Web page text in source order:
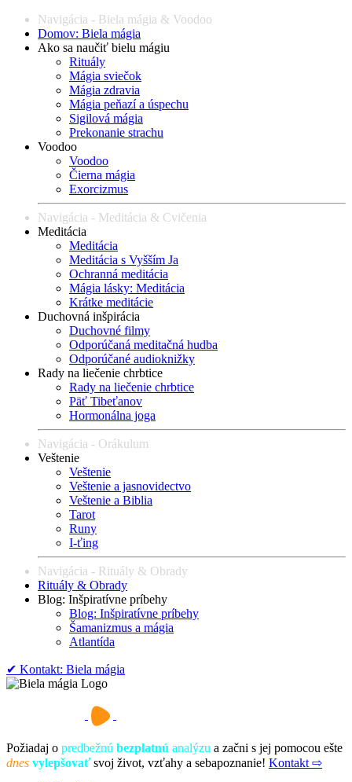
Navigácia - Biela mágia & Voodoo
Domov: Biela mágia
Ako sa naučiť bielu mágiu
Rituály
Mágia sviečok
Mágia zdravia
Mágia peňazí a úspechu
Sigilová mágia
Prekonanie strachu
Voodoo
Voodoo
Čierna mágia
Exorcizmus
Navigácia - Meditácia & Cvičenia
Meditácia
Meditácia
Meditácia s Vyšším Ja
Ochranná meditácia
Mágia lásky: Meditácia
Krátke meditácie
Duchovná inšpirácia
Duchovné filmy
Odporúčaná meditačná hudba
Odporúčané audioknižky
Rady na liečenie chrbtice
Rady na liečenie chrbtice
Päť Tibeťanov
Hormonálna joga
Navigácia - Orákulum
Veštenie
Veštenie
Veštenie a jasnovidectvo
Veštenie a Biblia
Tarot
Runy
I-ťing
Navigácia - Rituály & Obrady
Rituály & Obrady
Blog: Inšpiratívne príbehy
Blog: Inšpiratívne príbehy
Šamanizmus a mágia
Atlantída
✔︎ Kontakt: Biela mágia
Požiadaj o predbežnú bezplatnú analýzu a začni s jej pomocou ešte
dnes vylepšovaťsvoj život, vzťahy a sebapoznanie! Kontakt ⇨